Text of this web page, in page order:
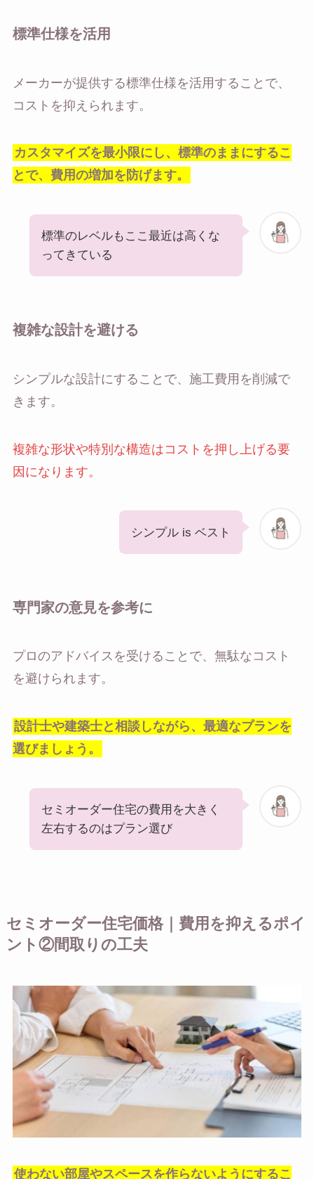
標準仕様を活用
メーカーが提供する標準仕様を活用することで、
コストを抑えられます。
カスタマイズを最小限にし、標準のままにするこ
とで、費用の増加を防げます。
標準のレベルもここ最近は高くな
ってきている
複雑な設計を避ける
シンプルな設計にすることで、施工費用を削減で
きます。
複雑な形状や特別な構造はコストを押し上げる要
因になります。
シンプル is ベスト
専門家の意見を参考に
プロのアドバイスを受けることで、無駄なコスト
を避けられます。
設計士や建築士と相談しながら、最適なプランを
選びましょう。
セミオーダー住宅の費用を大きく
左右するのはプラン選び
セミオーダー住宅価格｜費用を抑えるポイ
ント②間取りの工夫
使わない部屋やスペースを作らないようにするこ